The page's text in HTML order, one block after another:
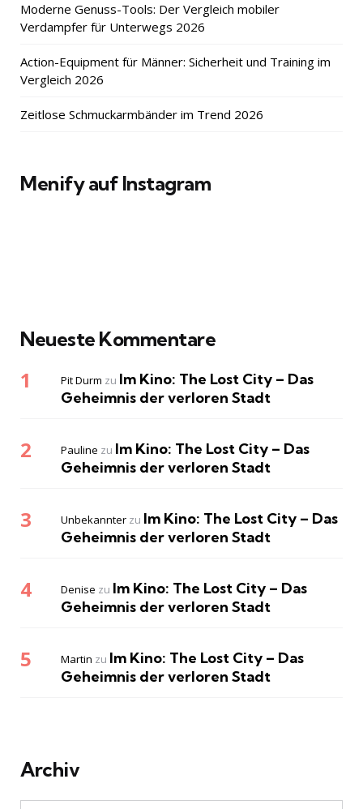
Moderne Genuss-Tools: Der Vergleich mobiler
Verdampfer für Unterwegs 2026
Action-Equipment für Männer: Sicherheit und Training im
Vergleich 2026
Zeitlose Schmuckarmbänder im Trend 2026
Menify auf Instagram
Neueste Kommentare
Pit Durm zu Im Kino: The Lost City – Das
Geheimnis der verloren Stadt
Pauline zu Im Kino: The Lost City – Das
Geheimnis der verloren Stadt
Unbekannter zu Im Kino: The Lost City – Das
Geheimnis der verloren Stadt
Denise zu Im Kino: The Lost City – Das
Geheimnis der verloren Stadt
Martin zu Im Kino: The Lost City – Das
Geheimnis der verloren Stadt
Archiv